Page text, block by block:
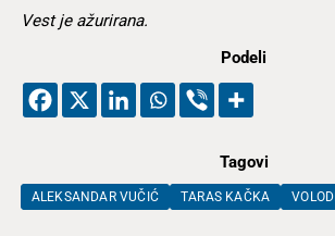
Vest je ažurirana.
Podeli
Tagovi
ALEKSANDAR VUČIĆ TARAS KAČKA